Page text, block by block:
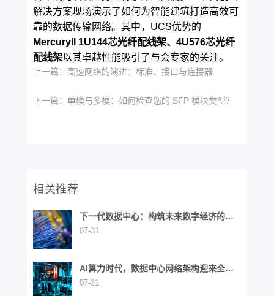
解决方案现场演示了如何为智能建筑打造高效可
靠的数据传输网络。其中，UCS优势的
MercuryII 1U144芯光纤配线架、4U576芯光纤
配线架以其卓越性能吸引了与会专家的关注。
上一篇： 高速网络的演进：标准、接口与连接器
下一篇： 单模与多模：如何检查您的 SFP 模块类型？
相关推荐
下一代数据中心：构筑未来数字经济的基
石
07-31
AI算力时代，数据中心网络架构迎来全面
演进
07-31